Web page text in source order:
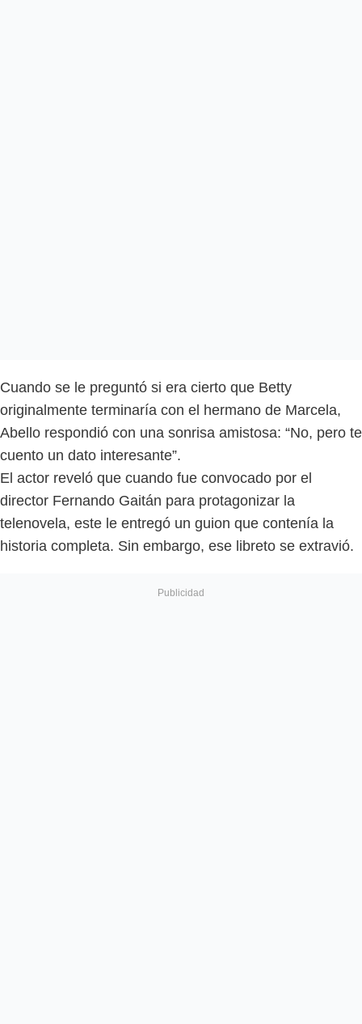
Cuando se le preguntó si era cierto que Betty
originalmente terminaría con el hermano de Marcela,
Abello respondió con una sonrisa amistosa: “No, pero te
cuento un dato interesante”.
El actor reveló que cuando fue convocado por el
director Fernando Gaitán para protagonizar la
telenovela, este le entregó un guion que contenía la
historia completa. Sin embargo, ese libreto se extravió.